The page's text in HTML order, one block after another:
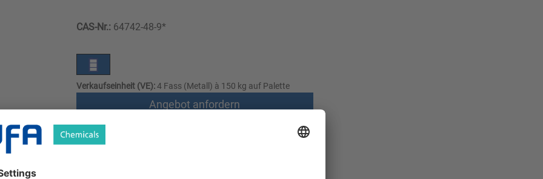
CAS-Nr.:64742-48-9*
Verkaufseinheit (VE):4 Fass (Metall) à 150 kg auf Palette
Angebot anfordern
Versand nach Österreich und die Schweiz möglich